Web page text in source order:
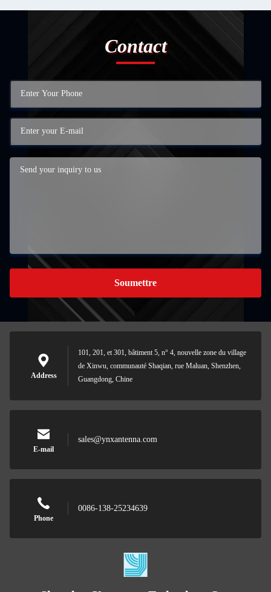
Contact
Soumettre
Address
101, 201, et 301, bâtiment 5, n° 4, nouvelle zone du village
de Xinwu, communauté Shaqian, rue Maluan, Shenzhen,
Guangdong, Chine
E-mail
sales@ynxantenna.com
Phone
0086-138-25234639